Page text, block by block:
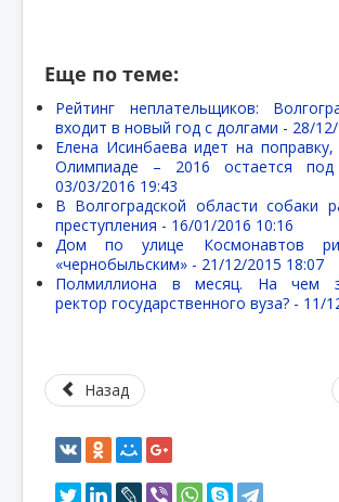
Еще по теме:
Рейтинг неплательщиков:
входит в новый год с долгами - 28/
Елена Исинбаева идет на
Олимпиаде – 2016 остается
03/03/2016 19:43
В Волгоградской области собаки
преступления - 16/01/2016 10:16
Дом по улице Космонавтов
«чернобыльским» - 21/12/2015 18:07
Полмиллиона в месяц. На чем
ректор государственного вуза? - 11/
Назад